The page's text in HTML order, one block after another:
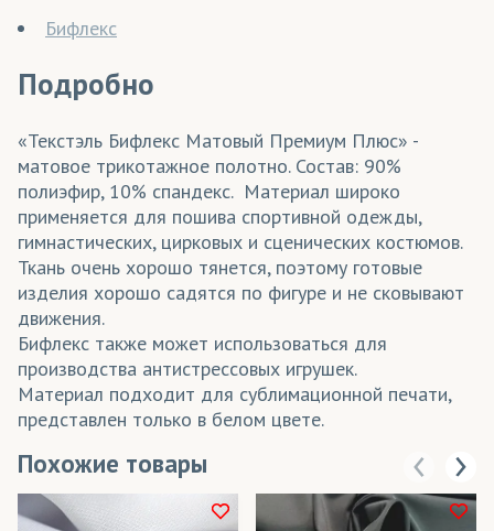
Бифлекс
Подробно
«Текстэль Бифлекс Матовый Премиум Плюс» -
матовое трикотажное полотно. Состав: 90%
полиэфир, 10% спандекс. Материал широко
применяется для пошива спортивной одежды,
гимнастических, цирковых и сценических костюмов.
Ткань очень хорошо тянется, поэтому готовые
изделия хорошо садятся по фигуре и не сковывают
движения.
Бифлекс также может использоваться для
производства антистрессовых игрушек.
Материал подходит для сублимационной печати,
представлен только в белом цвете.
Похожие товары